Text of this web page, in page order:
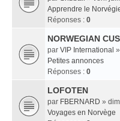
Apprendre le
Réponses : 0
NORWEGIAN
par VIP International
Petites annonces
Réponses : 0
LOFOTEN
par FBERNARD »
Voyages en Norvège